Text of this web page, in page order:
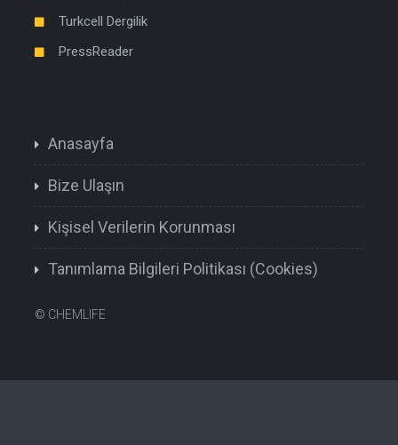
Turkcell Dergilik
PressReader
Anasayfa
Bize Ulaşın
Kişisel Verilerin Korunması
Tanımlama Bilgileri Politikası (Cookies)
© CHEMLIFE